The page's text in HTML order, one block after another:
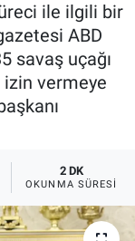
ile ilgili bir
ABD
savaş uçağı
izin vermeye
2 DK
OKUNMA SÜRESI